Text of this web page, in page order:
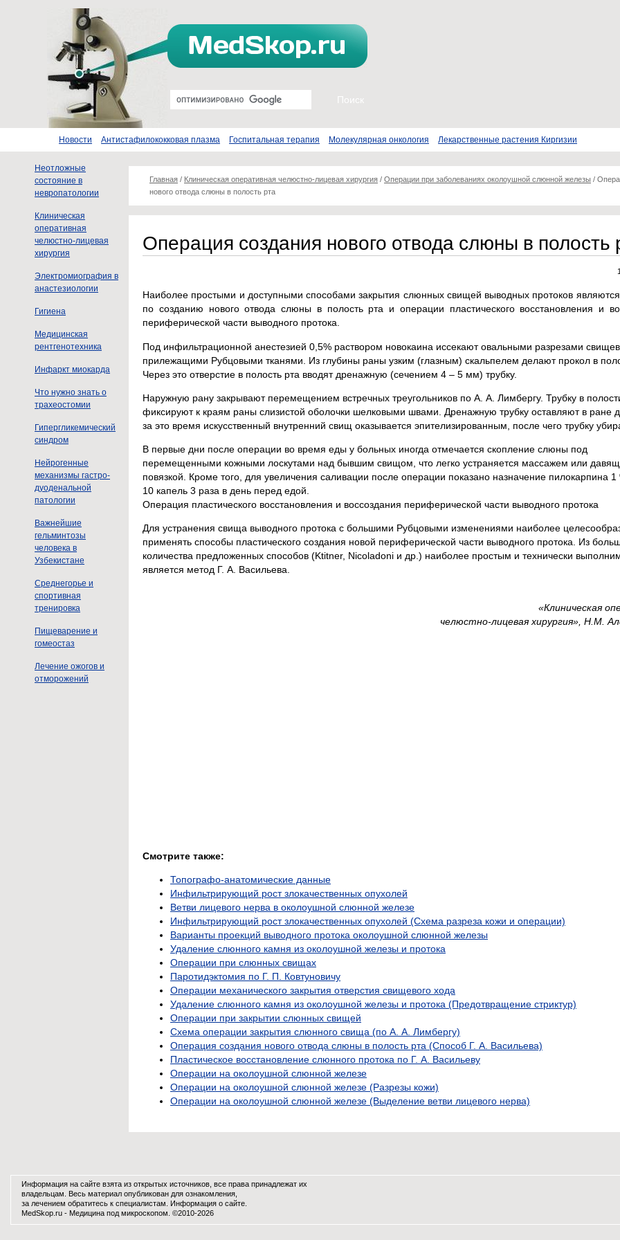
Новости Антистафилококковая плазма Госпитальная терапия Молекулярная онкология Лекарственные растения Киргизии
Неотложные
состояние в
невропатологии
Клиническая
оперативная
челюстно-лицевая
хирургия
Электромиография в
анастезиологии
Гигиена
Медицинская
рентгенотехника
Инфаркт миокарда
Что нужно знать о
трахеостомии
Гипергликемический
синдром
Нейрогенные
механизмы гастро-
дуоденальной
патологии
Важнейшие
гельминтозы
человека в
Узбекистане
Среднегорье и
спортивная
тренировка
Пищеварение и
гомеостаз
Лечение ожогов и
отморожений
Главная / Клиническая оперативная челюстно-лицевая хирургия / Операции при заболеваниях околоушной слюнной железы /
нового отвода слюны в полость рта
Операция создания нового отвода слюны в полость
Наиболее простыми и доступными способами закрытия слюнных свищей выводных протоков
по созданию нового отвода слюны в полость рта и операции пластического восстановления и
периферической части выводного протока.
Под инфильтрационной анестезией 0,5% раствором новокаина иссекают овальными разрезами
прилежащими Рубцовыми тканями. Из глубины раны узким (глазным) скальпелем делают прокол в
Через это отверстие в полость рта вводят дренажную (сечением 4 – 5 мм) трубку.
Наружную рану закрывают перемещением встречных треугольников по А. А. Лимбергу. Трубку в
фиксируют к краям раны слизистой оболочки шелковыми швами. Дренажную трубку оставляют в ране
за это время искусственный внутренний свищ оказывается эпителизированным, после чего трубку
В первые дни после операции во время еды у больных иногда отмечается скопление слюны под
перемещенными кожными лоскутами над бывшим свищом, что легко устраняется массажем или
повязкой. Кроме того, для увеличения саливации после операции показано назначение пилокарпина 1
10 капель 3 раза в день перед едой.
Операция пластического восстановления и воссоздания периферической части выводного протока
Для устранения свища выводного протока с большими Рубцовыми изменениями наиболее
применять способы пластического создания новой периферической части выводного протока. Из
количества предложенных способов (Ktitner, Nicoladoni и др.) наиболее простым и технически
является метод Г. А. Васильева.
«Клиническая
челюстно-лицевая хирургия», Н.М.
Смотрите также:
Топографо-анатомические данные
Инфильтрирующий рост злокачественных опухолей
Ветви лицевого нерва в околоушной слюнной железе
Инфильтрирующий рост злокачественных опухолей (Схема разреза кожи и операции)
Варианты проекций выводного протока околоушной слюнной железы
Удаление слюнного камня из околоушной железы и протока
Операции при слюнных свищах
Паротидэктомия по Г. П. Ковтуновичу
Операции механического закрытия отверстия свищевого хода
Удаление слюнного камня из околоушной железы и протока (Предотвращение стриктур)
Операции при закрытии слюнных свищей
Схема операции закрытия слюнного свища (по А. А. Лимбергу)
Операция создания нового отвода слюны в полость рта (Способ Г. А. Васильева)
Пластическое восстановление слюнного протока по Г. А. Васильеву
Операции на околоушной слюнной железе
Операции на околоушной слюнной железе (Разрезы кожи)
Операции на околоушной слюнной железе (Выделение ветви лицевого нерва)
Информация на сайте взята из открытых источников, все права принадлежат их
владельцам. Весь материал опубликован для ознакомления,
за лечением обратитесь к специалистам. Информация о сайте
MedSkop.ru - Медицина под микроскопом. ©2010-2026